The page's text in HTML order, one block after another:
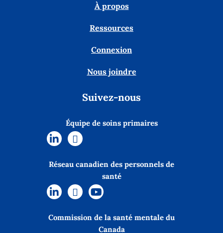
À propos
Ressources
Connexion
Nous joindre
Suivez-nous
Équipe de soins primaires
Réseau canadien des personnels de
santé
Commission de la santé mentale du
Canada